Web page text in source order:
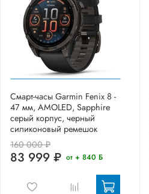
Смарт-часы Garmin Fenix 8 -
47 мм, AMOLED, Sapphire
серый корпус, черный
силиконовый ремешок
160 000 ₽
83 999 ₽ от + 840 Б